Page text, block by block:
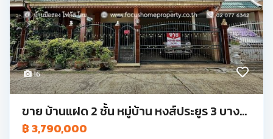
16
ขาย บ้านแฝด 2 ชั้น หมู่บ้าน หงส์ประยูร 3 บาง...
฿ 3,790,000